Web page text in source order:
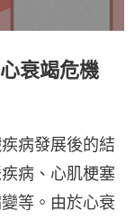
衰竭危機
病發展後的結
病、心肌梗塞
等。由於心衰